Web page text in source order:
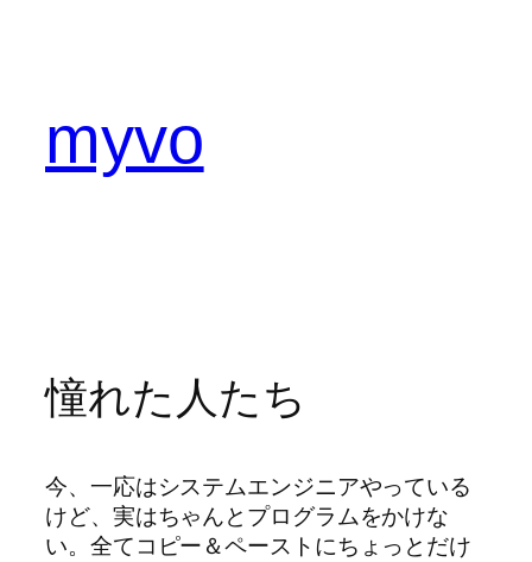
myvo
憧れた人たち
今、一応はシステムエンジニアやっている
けど、実はちゃんとプログラムをかけな
い。全てコピー＆ペーストにちょっとだけ